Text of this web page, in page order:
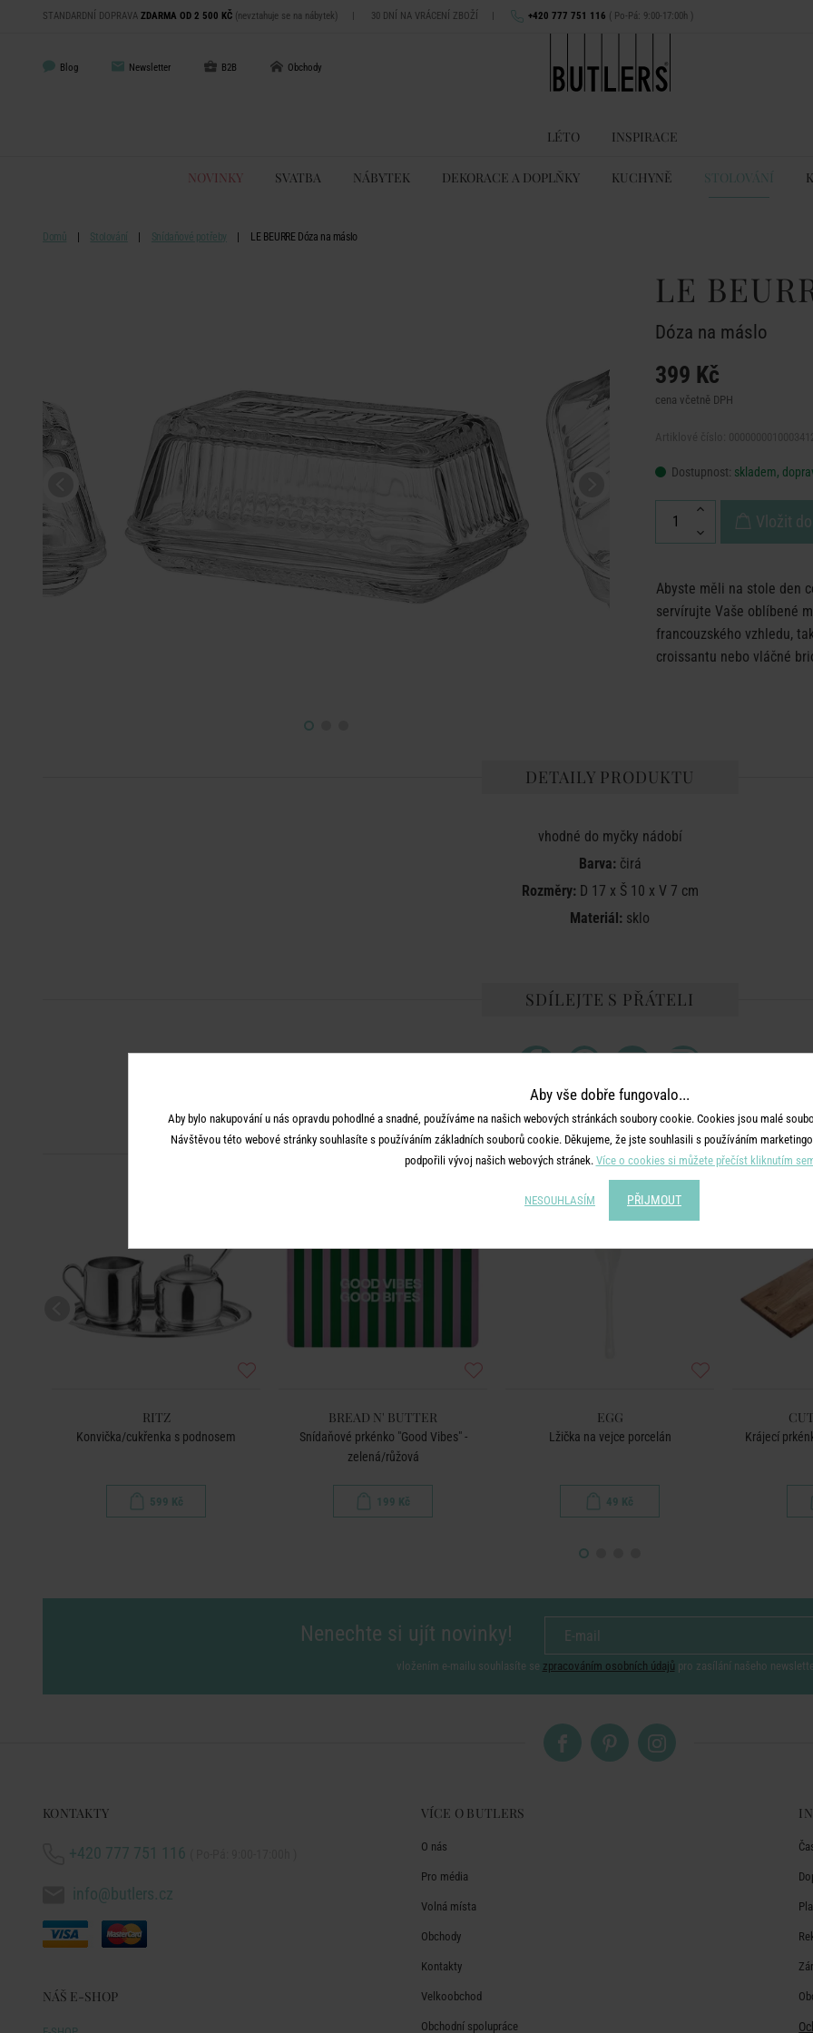
STANDARDNÍ DOPRAVA ZDARMA OD 2 500 KČ (nevztahuje se na nábytek) | 30 DNÍ NA VRÁCENÍ ZBOŽÍ | +420 777 751 116 ( Po-Pá: 9:00-17:00h )
Blog Newsletter B2B Obchody
LÉTO INSPIRACE
NOVINKY SVATBA NÁBYTEK DEKORACE A DOPLŇKY KUCHYNĚ STOLOVÁNÍ
Domů Stolování Snídaňové potřeby LE BEURRE Dóza na máslo
LE
Dóza na máslo
399 Kč
cena včetně DPH
Dostupnost: skladem,
Vložit
Abyste měli na stole den
servírujte Vaše oblíbené
francouzského vzhledu,
croissantu nebo vláčné
DETAILY PRODUKTU
vhodné do myčky nádobí
Barva:čirá
Rozměry:D 17 x Š 10 x V 7 cm
Materiál: sklo
SDÍLEJTE S PŘÁTELI
MOHLO BY SE VÁM LÍBIT
RITZ
Konvička/cukřenka s podnosem
599 Kč
BREAD N' BUTTER
Snídaňové prkénko "Good Vibes" -
zelená/růžová
199 Kč
EGG
Lžička na vejce porcelán
49 Kč
Krájecí
Nenechte si ujít novinky!
vložením e-mailu souhlasíte se zpracováním osobních údajů pro zasílání našeho
KONTAKTY
+420 777 751 116
info@butlers.cz
NÁŠ E-SHOP
VÍCE O BUTLERS
O nás
Pro média
Volná místa
Obchody
Kontakty
Velkoobchod
Obchodní spolupráce
Aby vše dobře fungovalo...
Aby bylo nakupování u nás opravdu pohodlné a snadné, používáme na našich webových stránkách soubory cookie. Cookies jsou malé
Návštěvou této webové stránky souhlasíte s používáním základních souborů cookie. Děkujeme, že jste souhlasili s používáním
podpořili vývoj našich webových stránek. Více o cookies si můžete přečíst kliknutím
NESOUHLASÍM PŘIJMOUT